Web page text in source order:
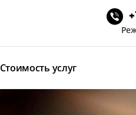
Стоимость услуг